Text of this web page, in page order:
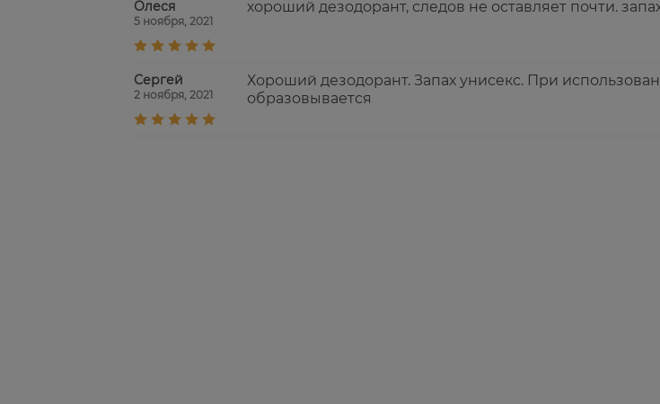
Олеся
5 ноября, 2021
хороший дезодорант, следов не оставляет почти.
Сергей
2 ноября, 2021
Хороший дезодорант. Запах унисекс. При
образовывается